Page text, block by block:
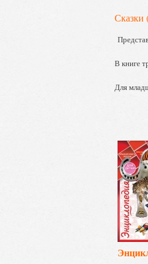
Сказки
В книге
Для